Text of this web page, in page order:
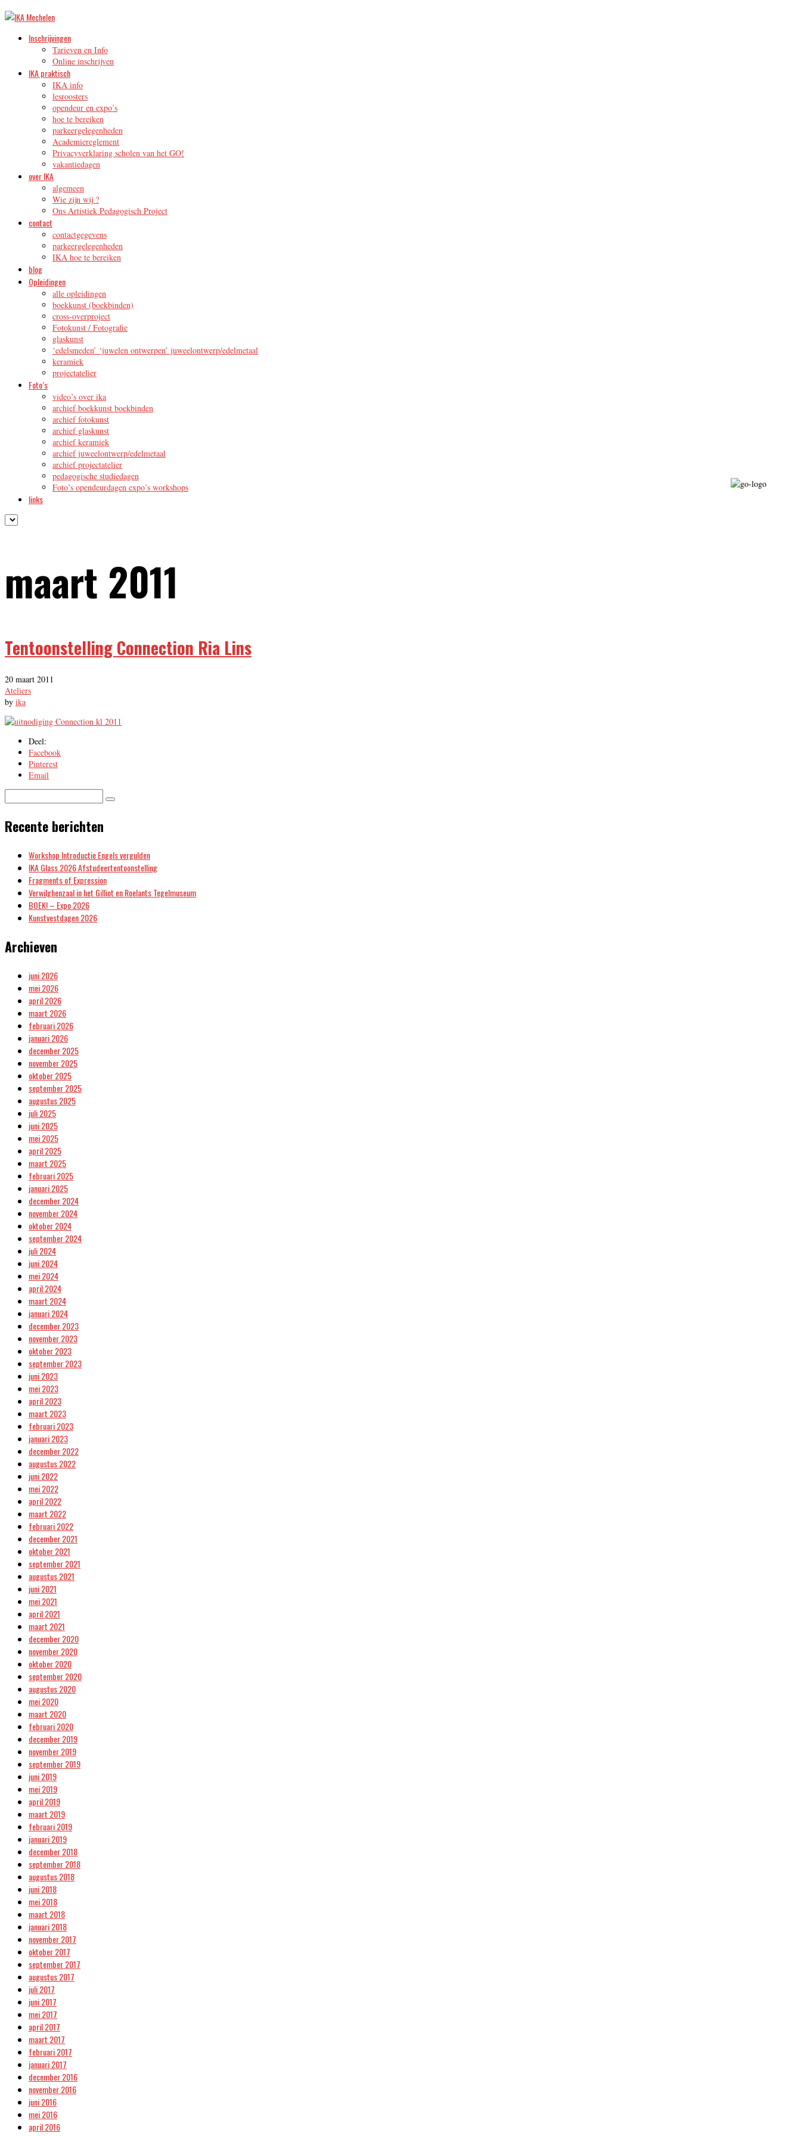
Inschrijvingen
Tarieven en Info
Online inschrijven
IKA praktisch
IKA info
lesroosters
opendeur en expo’s
hoe te bereiken
parkeergelegenheden
Academiereglement
Privacyverklaring scholen van het GO!
vakantiedagen
over IKA
algemeen
Wie zijn wij ?
Ons Artistiek Pedagogisch Project
contact
contactgegevens
parkeergelegenheden
IKA hoe te bereiken
blog
Opleidingen
alle opleidingen
boekkunst (boekbinden)
cross-overproject
Fotokunst / Fotografie
glaskunst
‘edelsmeden’ ‘juwelen ontwerpen’ juweelontwerp/edelmetaal
keramiek
projectatelier
Foto’s
video’s over ika
archief boekkunst boekbinden
archief fotokunst
archief glaskunst
archief keramiek
archief juweelontwerp/edelmetaal
archief projectatelier
pedagogische studiedagen
Foto’s opendeurdagen expo’s workshops
links
maart 2011
Tentoonstelling Connection Ria Lins
20 maart 2011
Ateliers
by ika
Deel:
Facebook
Pinterest
Email
Recente berichten
Workshop Introductie Engels vergulden
IKA Glass.2026 Afstudeertentoonstelling
Fragments of Expression
Verwilghenzaal in het Gilliot en Roelants Tegelmuseum
BOEK! – Expo 2026
Kunstvestdagen 2026
Archieven
juni 2026
mei 2026
april 2026
maart 2026
februari 2026
januari 2026
december 2025
november 2025
oktober 2025
september 2025
augustus 2025
juli 2025
juni 2025
mei 2025
april 2025
maart 2025
februari 2025
januari 2025
december 2024
november 2024
oktober 2024
september 2024
juli 2024
juni 2024
mei 2024
april 2024
maart 2024
januari 2024
december 2023
november 2023
oktober 2023
september 2023
juni 2023
mei 2023
april 2023
maart 2023
februari 2023
januari 2023
december 2022
augustus 2022
juni 2022
mei 2022
april 2022
maart 2022
februari 2022
december 2021
oktober 2021
september 2021
augustus 2021
juni 2021
mei 2021
april 2021
maart 2021
december 2020
november 2020
oktober 2020
september 2020
augustus 2020
mei 2020
maart 2020
februari 2020
december 2019
november 2019
september 2019
juni 2019
mei 2019
april 2019
maart 2019
februari 2019
januari 2019
december 2018
september 2018
augustus 2018
juni 2018
mei 2018
maart 2018
januari 2018
november 2017
oktober 2017
september 2017
augustus 2017
juli 2017
juni 2017
mei 2017
april 2017
maart 2017
februari 2017
januari 2017
december 2016
november 2016
juni 2016
mei 2016
april 2016